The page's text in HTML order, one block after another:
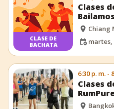
CLASE DE
BACHATA
Clases
Chiang
martes,
6:30 p. m. -
Clases